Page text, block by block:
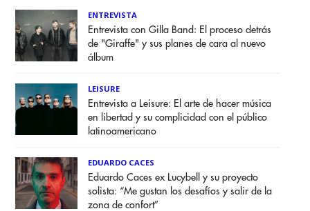
ENTREVISTA
Entrevista con Gilla Band: El proceso detrás
de "Giraffe" y sus planes de cara al nuevo
álbum
LEISURE
Entrevista a Leisure: El arte de hacer música
en libertad y su complicidad con el público
latinoamericano
EDUARDO CACES
Eduardo Caces ex Lucybell y su proyecto
solista: “Me gustan los desafíos y salir de la
zona de confort”